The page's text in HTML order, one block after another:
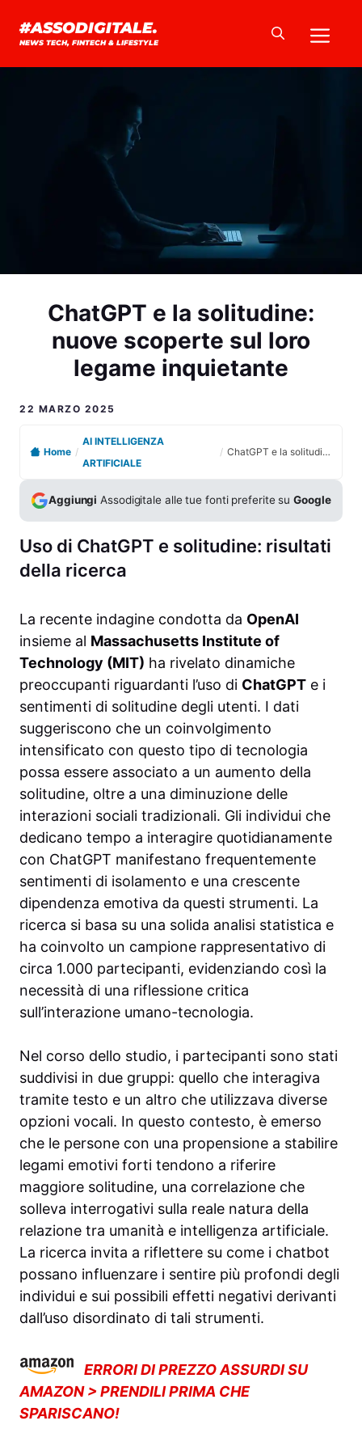
#ASSODIGITALE.
NEWS TECH, FINTECH & LIFESTYLE
ChatGPT e la solitudine:
nuove scoperte sul loro
legame inquietante
22 MARZO 2025
Home /
AI INTELLIGENZA
ARTIFICIALE
/ ChatGPT e la solitudine: nuove scoperte sul loro legame inquietante
Aggiungi Assodigitale alle tue fonti preferite suGoogle
Uso di ChatGPT e solitudine: risultati
della ricerca
La recente indagine condotta da OpenAI
insieme al Massachusetts Institute of
Technology (MIT) ha rivelato dinamiche
preoccupanti riguardanti l’uso di ChatGPT e i
sentimenti di solitudine degli utenti. I dati
suggeriscono che un coinvolgimento
intensificato con questo tipo di tecnologia
possa essere associato a un aumento della
solitudine, oltre a una diminuzione delle
interazioni sociali tradizionali. Gli individui che
dedicano tempo a interagire quotidianamente
con ChatGPT manifestano frequentemente
sentimenti di isolamento e una crescente
dipendenza emotiva da questi strumenti. La
ricerca si basa su una solida analisi statistica e
ha coinvolto un campione rappresentativo di
circa 1.000 partecipanti, evidenziando così la
necessità di una riflessione critica
sull’interazione umano-tecnologia.
Nel corso dello studio, i partecipanti sono stati
suddivisi in due gruppi: quello che interagiva
tramite testo e un altro che utilizzava diverse
opzioni vocali. In questo contesto, è emerso
che le persone con una propensione a stabilire
legami emotivi forti tendono a riferire
maggiore solitudine, una correlazione che
solleva interrogativi sulla reale natura della
relazione tra umanità e intelligenza artificiale.
La ricerca invita a riflettere su come i chatbot
possano influenzare i sentire più profondi degli
individui e sui possibili effetti negativi derivanti
dall’uso disordinato di tali strumenti.
ERRORI DI PREZZO ASSURDI SU
AMAZON > PRENDILI PRIMA CHE
SPARISCANO!